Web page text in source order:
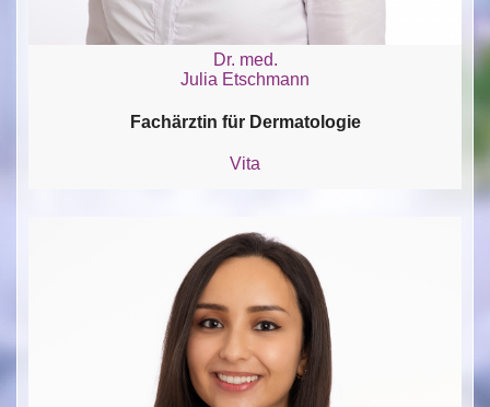
Dr. med.
Julia Etschmann
Fachärztin für Dermatologie
Vita